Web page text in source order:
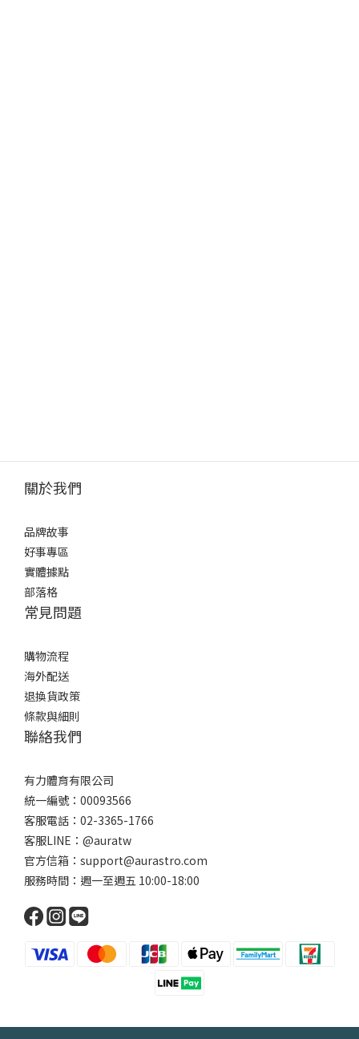
關於我們
品牌故事
好事專區
實體據點
部落格
常見問題
購物流程
海外配送
退換貨政策
條款與細則
聯絡我們
有力體育有限公司
統一編號：00093566
客服電話：02-3365-1766
客服LINE：@auratw
官方信箱：support@aurastro.com
服務時間：週一至週五 10:00-18:00